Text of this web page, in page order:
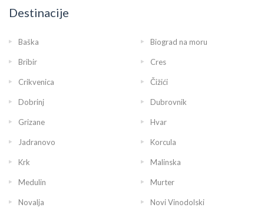
nadzorom vlasnice.
Destinacije
Baška Biograd na moru
Bribir Cres
Crikvenica Čižići
Dobrinj Dubrovnik
Grizane Hvar
Jadranovo Korcula
Krk Malinska
Medulin Murter
Novalja Novi Vinodolski